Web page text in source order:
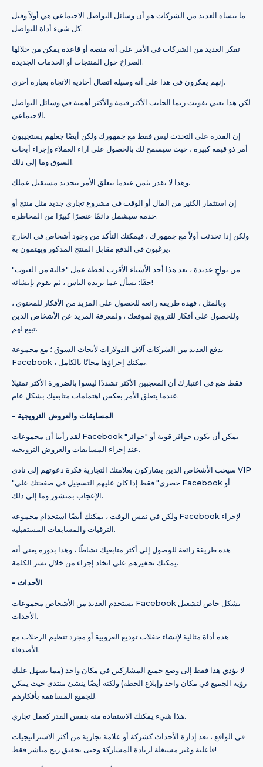
ما تنساه العديد من الشركات هو أن وسائل التواصل الاجتماعي هي أولاً وقبل
كل شيء أداة للتواصل.
تفكر العديد من الشركات في الأمر على أنه منصة أو قاعدة يمكن من خلالها
الصراخ حول المنتجات أو الخدمات الجديدة.
إنهم يفكرون في هذا على أنه وسيلة اتصال أحادية الاتجاه بعبارة أخرى.
لكن هذا يعني تفويت ربما الجانب الأكثر قيمة والأكثر أهمية في وسائل التواصل
الاجتماعي.
إن القدرة على التحدث ليس فقط مع جمهورك ولكن أيضًا جعلهم يستجيبون
أمر ذو قيمة كبيرة ، حيث سيسمح لك بالحصول على آراء العملاء وإجراء أبحاث
السوق وما إلى ذلك.
وهذا لا يقدر بثمن عندما يتعلق الأمر بتحديد مستقبل عملك.
إن استثمار الكثير من المال أو الوقت في مشروع تجاري جديد مثل منتج أو
خدمة سيشمل دائمًا عنصرًا كبيرًا من المخاطرة.
ولكن إذا تحدثت أولاً مع جمهورك ، فيمكنك التأكد من وجود أشخاص في الخارج
يرغبون في الدفع مقابل المنتج المذكور ويهتمون به.
من نواحٍ عديدة ، يعد هذا أحد الأشياء الأقرب لخطة عمل "خالية من العيوب"
حقًا: تسأل عما يريده الناس ، ثم تقوم بإنشائه!
وبالمثل ، فهذه طريقة رائعة للحصول على المزيد من الأفكار للمحتوى ،
وللحصول على أفكار للترويج لموقعك ، ولمعرفة المزيد عن الأشخاص الذين
تبيع لهم.
تدفع العديد من الشركات آلاف الدولارات لأبحاث السوق ؛ مع مجموعة
Facebook ، يمكنك إجراؤها مجانًا بالكامل.
فقط ضع في اعتبارك أن المعجبين الأكثر تشددًا ليسوا بالضرورة الأكثر تمثيلا
عندما يتعلق الأمر بعكس اهتمامات متابعيك بشكل عام.
- المسابقات والعروض الترويجية
لقد رأينا أن مجموعات Facebook يمكن أن تكون حوافز قوية أو "جوائز"
عند إجراء المسابقات والعروض الترويجية.
سيحب الأشخاص الذين يشاركون بعلامتك التجارية فكرة دعوتهم إلى نادي VIP
"حصري" فقط إذا كان عليهم التسجيل في صفحتك على Facebook أو
الإعجاب بمنشور وما إلى ذلك.
ولكن في نفس الوقت ، يمكنك أيضًا استخدام مجموعة Facebook لإجراء
الترقيات والمسابقات المستقبلية.
هذه طريقة رائعة للوصول إلى أكثر متابعيك نشاطًا ، وهذا بدوره يعني أنه
يمكنك تحفيزهم على اتخاذ إجراء من خلال نشر الكلمة.
- الأحداث
يستخدم العديد من الأشخاص مجموعات Facebook بشكل خاص لتشغيل
الأحداث.
هذه أداة مثالية لإنشاء حفلات توديع العزوبية أو مجرد تنظيم الرحلات مع
الأصدقاء.
لا يؤدي هذا فقط إلى وضع جميع المشاركين في مكان واحد (مما يسهل عليك
رؤية الجميع في مكان واحد وإبلاغ الخطة) ولكنه أيضًا ينشئ منتدى حيث يمكن
للجميع المساهمة بأفكارهم.
هذا شيء يمكنك الاستفادة منه بنفس القدر كعمل تجاري.
في الواقع ، تعد إدارة الأحداث كشركة أو علامة تجارية من أكثر الاستراتيجيات
فاعلية وغير مستغلة لزيادة المشاركة وحتى تحقيق ربح مباشر فقط!